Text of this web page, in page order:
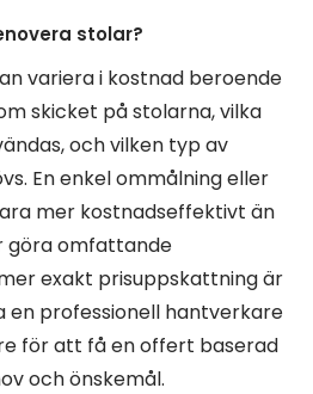
stolar?
variera i kostnad beroende
skicket på stolarna, vilka
och vilken typ av
En enkel ommålning eller
mer kostnadseffektivt än
göra omfattande
exakt prisuppskattning är
professionell hantverkare
för att få en offert baserad
och önskemål.